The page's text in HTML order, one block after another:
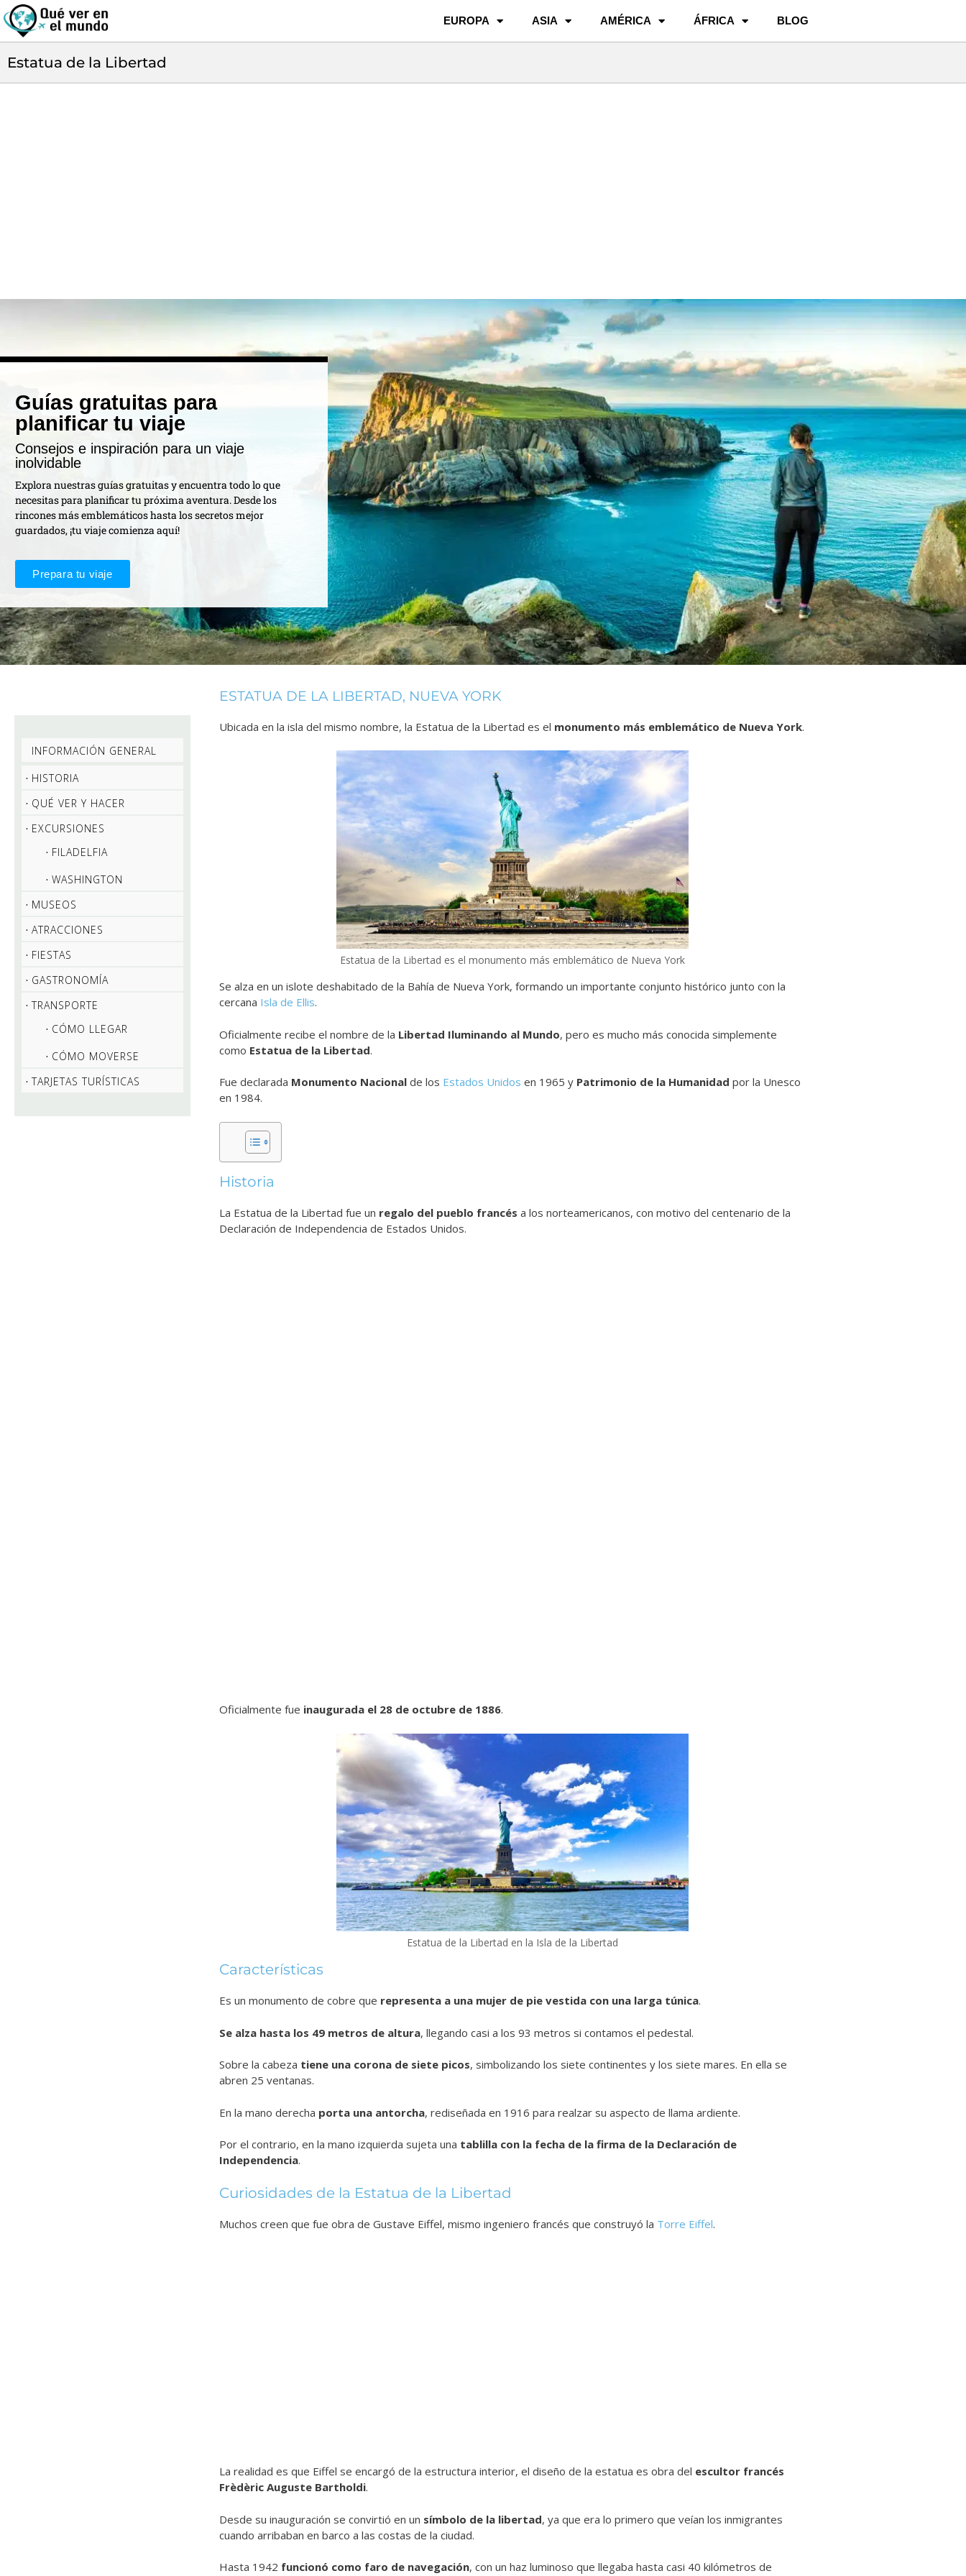
EUROPA ASIA AMÉRICA ÁFRICA BLOG
Estatua de la Libertad
Guías gratuitas para
planificar tu viaje
Consejos e inspiración para un viaje
inolvidable
Explora nuestras guías gratuitas y encuentra todo lo que
necesitas para planificar tu próxima aventura. Desde los
rincones más emblemáticos hasta los secretos mejor
guardados, ¡tu viaje comienza aquí!
Prepara tu viaje
INFORMACIÓN GENERAL
HISTORIA
QUÉ VER Y HACER
EXCURSIONES
FILADELFIA
WASHINGTON
MUSEOS
ATRACCIONES
FIESTAS
GASTRONOMÍA
TRANSPORTE
CÓMO LLEGAR
CÓMO MOVERSE
TARJETAS TURÍSTICAS
ESTATUA DE LA LIBERTAD, NUEVA YORK
Ubicada en la isla del mismo nombre, la Estatua de la Libertad es el monumento más emblemático de Nueva York.
Estatua de la Libertad es el monumento más emblemático de Nueva York
Se alza en un islote deshabitado de la Bahía de Nueva York, formando un importante conjunto histórico junto con la
cercana Isla de Ellis.
Oficialmente recibe el nombre de la Libertad Iluminando al Mundo, pero es mucho más conocida simplemente
como Estatua de la Libertad.
Fue declarada Monumento Nacional de los Estados Unidos en 1965 y Patrimonio de la Humanidad por la Unesco
en 1984.
Historia
La Estatua de la Libertad fue un regalo del pueblo francés a los norteamericanos, con motivo del centenario de la
Declaración de Independencia de Estados Unidos.
Oficialmente fue inaugurada el 28 de octubre de 1886.
Estatua de la Libertad en la Isla de la Libertad
Características
Es un monumento de cobre que representa a una mujer de pie vestida con una larga túnica.
Se alza hasta los 49 metros de altura, llegando casi a los 93 metros si contamos el pedestal.
Sobre la cabeza tiene una corona de siete picos, simbolizando los siete continentes y los siete mares. En ella se
abren 25 ventanas.
En la mano derecha porta una antorcha, rediseñada en 1916 para realzar su aspecto de llama ardiente.
Por el contrario, en la mano izquierda sujeta una tablilla con la fecha de la firma de la Declaración de
Independencia.
Curiosidades de la Estatua de la Libertad
Muchos creen que fue obra de Gustave Eiffel, mismo ingeniero francés que construyó la Torre Eiffel.
La realidad es que Eiffel se encargó de la estructura interior, el diseño de la estatua es obra del escultor francés
Frèdèric Auguste Bartholdi.
Desde su inauguración se convirtió en un símbolo de la libertad, ya que era lo primero que veían los inmigrantes
cuando arribaban en barco a las costas de la ciudad.
Hasta 1942 funcionó como faro de navegación, con un haz luminoso que llegaba hasta casi 40 kilómetros de